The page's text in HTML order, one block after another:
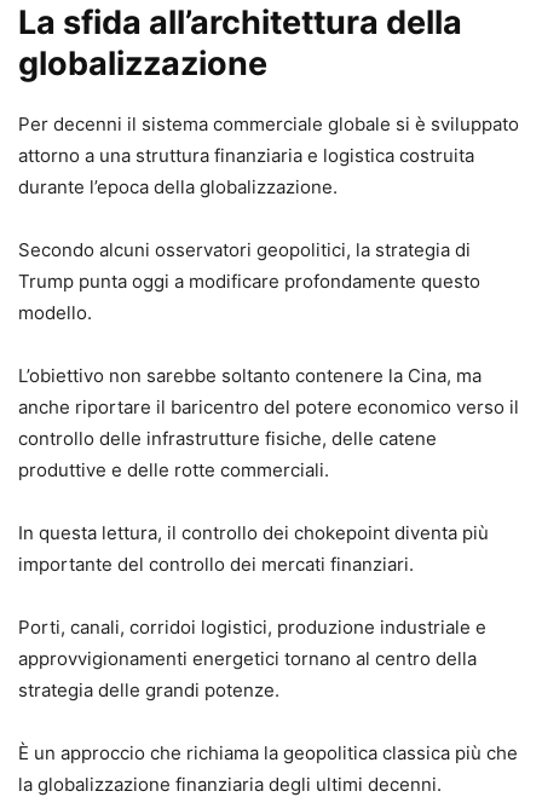
La sfida all’architettura della
globalizzazione
Per decenni il sistema commerciale globale si è sviluppato
attorno a una struttura finanziaria e logistica costruita
durante l’epoca della globalizzazione.
Secondo alcuni osservatori geopolitici, la strategia di
Trump punta oggi a modificare profondamente questo
modello.
L’obiettivo non sarebbe soltanto contenere la Cina, ma
anche riportare il baricentro del potere economico verso il
controllo delle infrastrutture fisiche, delle catene
produttive e delle rotte commerciali.
In questa lettura, il controllo dei chokepoint diventa più
importante del controllo dei mercati finanziari.
Porti, canali, corridoi logistici, produzione industriale e
approvvigionamenti energetici tornano al centro della
strategia delle grandi potenze.
È un approccio che richiama la geopolitica classica più che
la globalizzazione finanziaria degli ultimi decenni.